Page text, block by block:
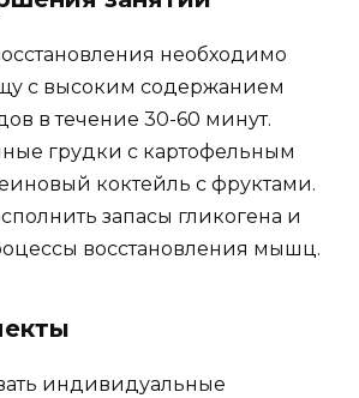
необходимо
с высоким содержанием
в течение 30-60 минут.
грудки с картофельным
коктейль с фруктами.
запасы гликогена и
восстановления мышц.
индивидуальные